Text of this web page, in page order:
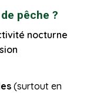
pêche ?
nocturne
(surtout en